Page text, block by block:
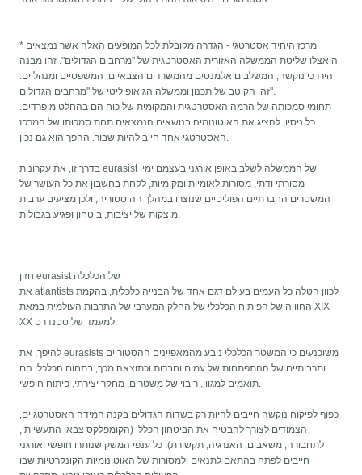
* מרכז היחיד אסטרטגי - הגדרה מקובלת לכל המופעים האלה אשר נמצאים
הואצלו שליטת הממשלה האזורית האסטרטגית של "מרחבים הגדולים". זהו מבנה
היררכי נוקשה, המשלבים אלמנטים מהמשרדים הצבאיים, המשפטיים ומנהליים.
זהו הקוטב של תכנון וממשלה הגיאופוליטי של "מרחבים הגדולים".
תחומי סמכותה של הרמה האסטרטגית והמקומית של כוח הם בהחלט מופרדים.
כל ניסיון להציג את האוטונומיה בנושאים הנמצאים תחת סמכותו של המרכז
בדרך זו, את עקרונות eurasist של הממשלה לשלב באופן אורגני בעצמם ימין
מסורתי ודתי, מסורות לאומיות ומקומיות, לקחת בחשבון את כל העושר של
המשטרים החברתיים הפוליטיים שנוצרו במהלך ההיסטוריה, ולכן מציעים ערבות
חזון eurasist של הכלכלה
את atlantists לכוון הטלה כל העמים בעולם דגם אחד של הבנייה כלכלית, בהקמת
החוויה של הפיתוח הכלכלי של החלק המערבי של התרבות העולמית במאת XIX-
להיפך, את eurasists משוכנעים כי המשטר הכלכלי נובע מהמאפיינים ההסטוריים
ותרבותיים של ההתפתחות של עמים וחברות וכתוצאה מכך, בתחום הכלכלי הם
כפוף לפיקוח נוקשה חייבים להיות רק בשדות הגדולים בקנה המידה האסטרטגיים,
הצמודים לצורך להבטיח את הביטחון הכללי (הקומפלקס צבאי התעשייתי,
לתחבורה, משאבים, האנרגיה, תקשורת). כל ענפי המשק שנותרו חופשי ואורגני
חייבים לפתח בהתאם לתנאים ולמסורות של האוטונומיות הקונקרטיות שבו